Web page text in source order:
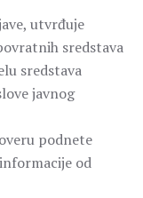
utvrđuje
sredstava
sredstava
javnog
podnete
od